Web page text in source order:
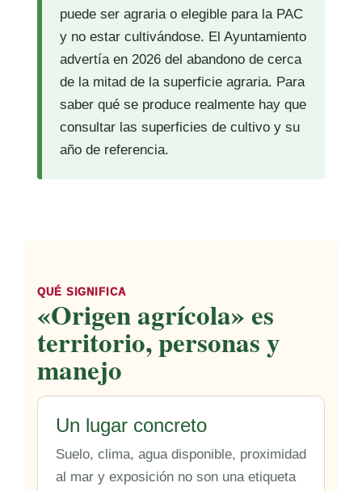
puede ser agraria o elegible para la PAC
y no estar cultivándose. El Ayuntamiento
advertía en 2026 del abandono de cerca
de la mitad de la superficie agraria. Para
saber qué se produce realmente hay que
consultar las superficies de cultivo y su
año de referencia.
QUÉ SIGNIFICA
«Origen agrícola» es
territorio, personas y
manejo
Un lugar concreto
Suelo, clima, agua disponible, proximidad
al mar y exposición no son una etiqueta